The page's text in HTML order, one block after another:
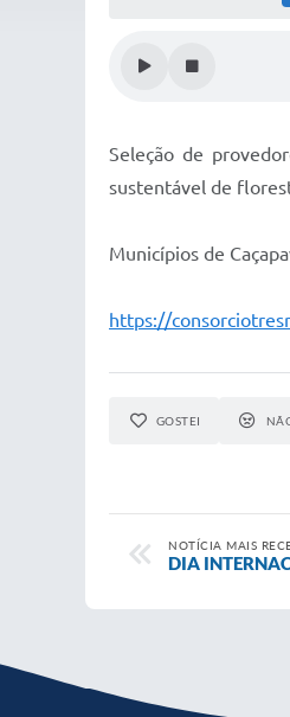
Seleção de
sustentável de
Municípios de
https://
GOSTEI
NOTÍCIA MAIS
DIA